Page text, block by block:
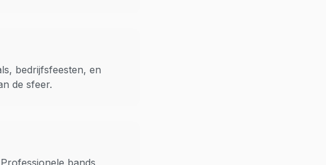
bedrijfsfeesten, en
de sfeer.
bands